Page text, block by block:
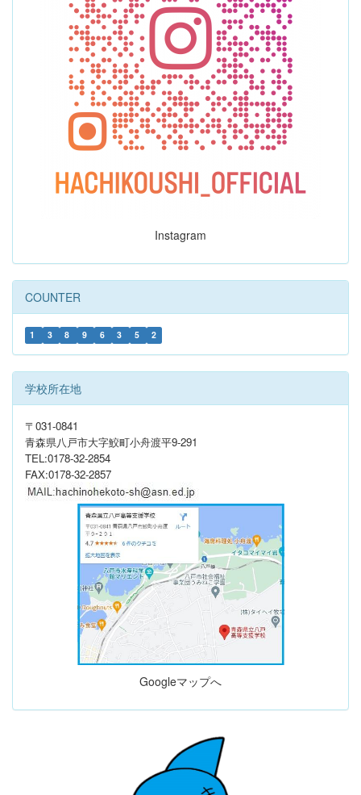
Instagram
COUNTER
1 3 8 9 6 3 5 2
学校所在地
〒031-0841
青森県八戸市大字鮫町小舟渡平9-291
TEL:0178-32-2854
FAX:0178-32-2857
Googleマップへ